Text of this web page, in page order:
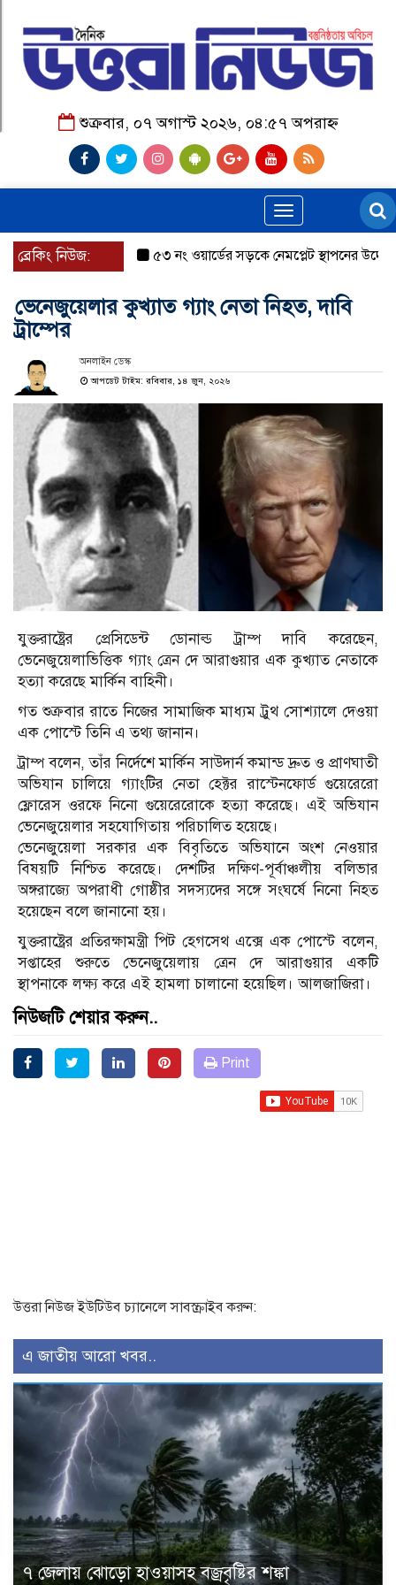
শুক্রবার, ০৭ অগাস্ট ২০২৬, ০৪:৫৭ অপরাহ্ন
Toggle
navigation
ব্রেকিং নিউজ: ৫৩ নং ওয়ার্ডের সড়কে নেমপ্লেট স্থাপনের উদ্যোগ চান
ভেনেজুয়েলার কুখ্যাত গ্যাং নেতা নিহত, দাবি
ট্রাম্পের
অনলাইন ডেস্ক
আপডেট টাইম: রবিবার, ১৪ জুন, ২০২৬
যুক্তরাষ্ট্রের প্রেসিডেন্ট ডোনাল্ড ট্রাম্প দাবি করেছেন,
ভেনেজুয়েলাভিত্তিক গ্যাং ত্রেন দে আরাগুয়ার এক কুখ্যাত নেতাকে
হত্যা করেছে মার্কিন বাহিনী।
গত শুক্রবার রাতে নিজের সামাজিক মাধ্যম ট্রুথ সোশ্যালে দেওয়া
এক পোস্টে তিনি এ তথ্য জানান।
ট্রাম্প বলেন, তাঁর নির্দেশে মার্কিন সাউদার্ন কমান্ড দ্রুত ও প্রাণঘাতী
অভিযান চালিয়ে গ্যাংটির নেতা হেক্টর রাস্টেনফোর্ড গুয়েরেরো
ফ্লোরেস ওরফে নিনো গুয়েরেরোকে হত্যা করেছে। এই অভিযান
ভেনেজুয়েলার সহযোগিতায় পরিচালিত হয়েছে।
ভেনেজুয়েলা সরকার এক বিবৃতিতে অভিযানে অংশ নেওয়ার
বিষয়টি নিশ্চিত করেছে। দেশটির দক্ষিণ-পূর্বাঞ্চলীয় বলিভার
অঙ্গরাজ্যে অপরাধী গোষ্ঠীর সদস্যদের সঙ্গে সংঘর্ষে নিনো নিহত
হয়েছেন বলে জানানো হয়।
যুক্তরাষ্ট্রের প্রতিরক্ষামন্ত্রী পিট হেগসেথ এক্সে এক পোস্টে বলেন,
সপ্তাহের শুরুতে ভেনেজুয়েলায় ত্রেন দে আরাগুয়ার একটি
স্থাপনাকে লক্ষ্য করে এই হামলা চালানো হয়েছিল। আলজাজিরা।
নিউজটি শেয়ার করুন..
Print
উত্তরা নিউজ ইউটিউব চ্যানেলে সাবস্ক্রাইব করুন:
এ জাতীয় আরো খবর..
৭ জেলায় ঝোড়ো হাওয়াসহ বজ্রবৃষ্টির শঙ্কা